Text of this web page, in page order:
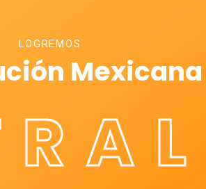
LOGREMOS
Mexicana